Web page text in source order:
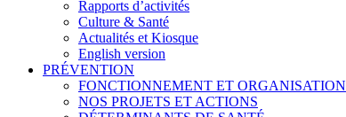
Rapports d’activités
Culture & Santé
Actualités et Kiosque
English version
PRÉVENTION
FONCTIONNEMENT ET ORGANISATION
NOS PROJETS ET ACTIONS